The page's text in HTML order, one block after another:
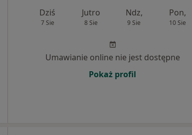
Dziś
7 Sie
Jutro
8 Sie
Ndz,
9 Sie
Pon,
10 Sie
Umawianie online nie jest dostępne
Pokaż profil